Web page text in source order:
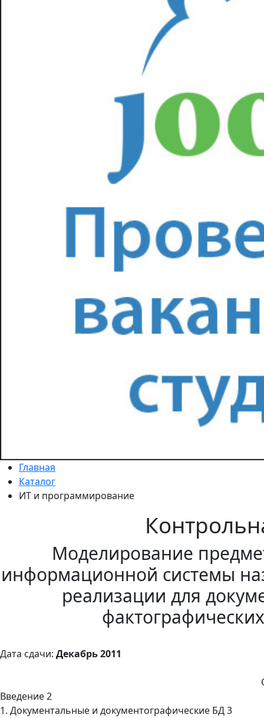
Главная
Каталог
ИТ и программирование
Моделирование
информационной системы
реализации для
Дата сдачи: Декабрь 2011
Введение 2
1. Документальные и документографические БД 3